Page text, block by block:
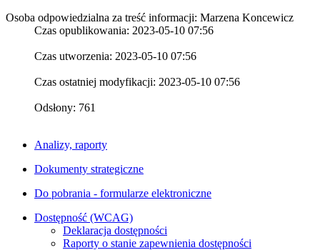
Osoba odpowiedzialna za treść informacji: Marzena Koncewicz
Czas opublikowania: 2023-05-10 07:56
Czas utworzenia: 2023-05-10 07:56
Czas ostatniej modyfikacji: 2023-05-10 07:56
Odsłony: 761
Analizy, raporty
Dokumenty strategiczne
Do pobrania - formularze elektroniczne
Dostępność (WCAG)
Deklaracja dostępności
Raporty o stanie zapewnienia dostępności